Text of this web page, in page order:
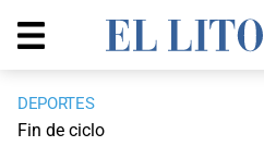
DEPORTES
Fin de ciclo